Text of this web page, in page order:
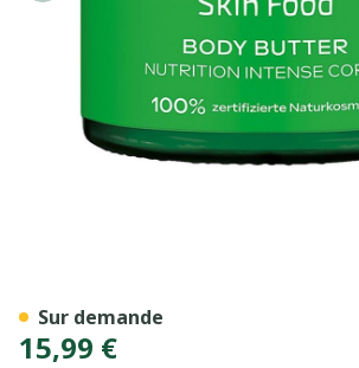
15,99 €
Sur demande